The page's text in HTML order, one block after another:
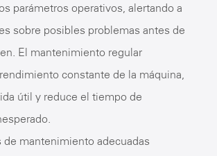
parámetros operativos, alertando a
sobre posibles problemas antes de
El mantenimiento regular
constante de la máquina,
útil y reduce el tiempo de
de mantenimiento adecuadas